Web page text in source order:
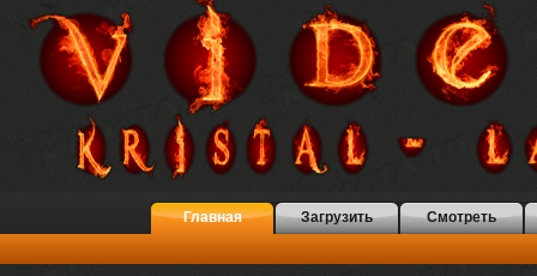
Главная Загрузить Смотреть